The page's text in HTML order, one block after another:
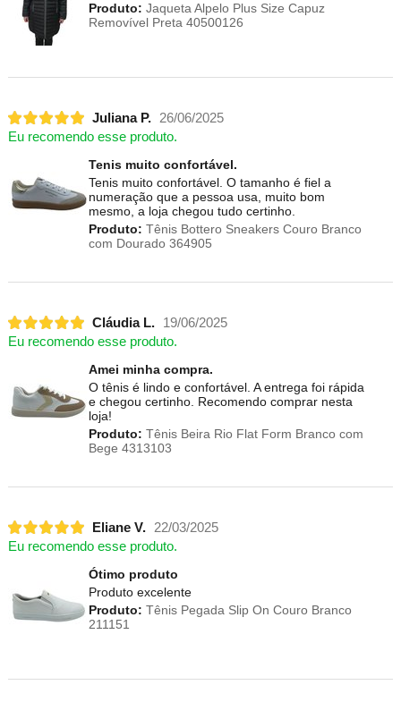
Produto: Jaqueta Alpelo Plus Size Capuz
Removível Preta 40500126
Juliana P.
26/06/2025
Eu recomendo esse produto.
Tenis muito confortável.
Tenis muito confortável. O tamanho é fiel a
numeração que a pessoa usa, muito bom
mesmo, a loja chegou tudo certinho.
Produto: Tênis Bottero Sneakers Couro Branco
com Dourado 364905
Cláudia L.
19/06/2025
Eu recomendo esse produto.
Amei minha compra.
O tênis é lindo e confortável. A entrega foi rápida
e chegou certinho. Recomendo comprar nesta
loja!
Produto: Tênis Beira Rio Flat Form Branco com
Bege 4313103
Eliane V.
22/03/2025
Eu recomendo esse produto.
Ótimo produto
Produto excelente
Produto: Tênis Pegada Slip On Couro Branco
211151